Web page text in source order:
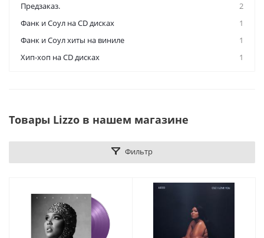
Предзаказ.
2
Фанк и Соул на CD дисках
1
Фанк и Соул хиты на виниле
1
Хип-хоп на CD дисках
1
Товары Lizzo в нашем магазине
Фильтр